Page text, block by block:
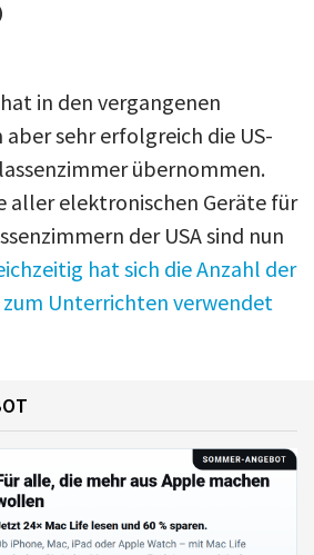
in den vergangenen
sehr erfolgreich die US-
übernommen.
aller elektronischen Geräte für
der USA sind nun
hat sich die Anzahl der
Unterrichten verwendet